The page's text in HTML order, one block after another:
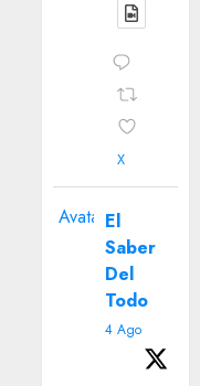
X
Avatar El
Saber
Del
Todo
4 Ago